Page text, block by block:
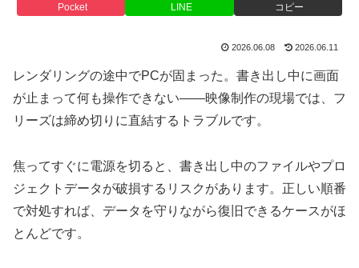
Pocket LINE コピー
2026.06.08 2026.06.11
レンダリングの途中でPCが固まった。書き出し中に画面
が止まって何も操作できない——映像制作の現場では、フ
リーズは締め切りに直結するトラブルです。
焦ってすぐに電源を切ると、書き出し中のファイルやプロ
ジェクトデータが破損するリスクがあります。正しい順番
で対処すれば、データを守りながら復旧できるケースがほ
とんどです。